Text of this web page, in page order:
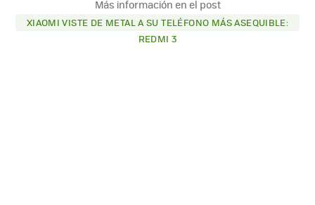
Más información en el post
XIAOMI VISTE DE METAL A SU TELÉFONO MÁS ASEQUIBLE:
REDMI 3